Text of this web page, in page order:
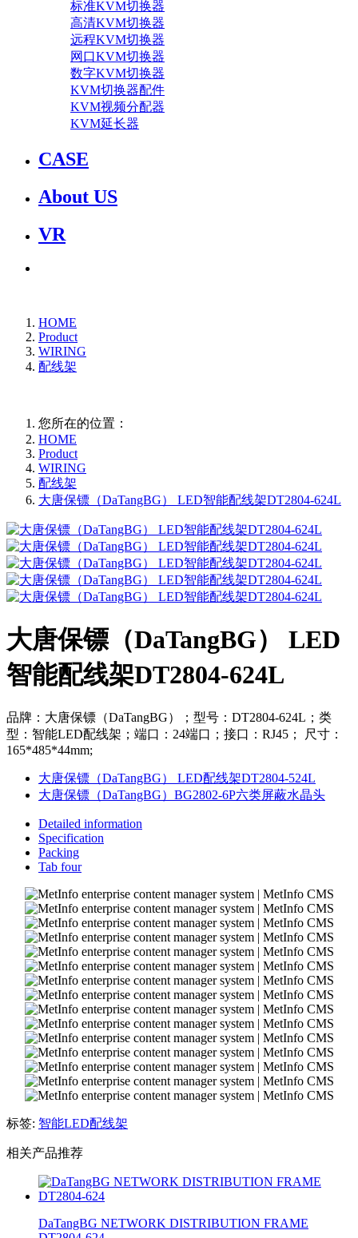
标准KVM切换器
高清KVM切换器
远程KVM切换器
网口KVM切换器
数字KVM切换器
KVM切换器配件
KVM视频分配器
KVM延长器
CASE
About US
VR
HOME
Product
WIRING
配线架
您所在的位置：
HOME
Product
WIRING
配线架
大唐保镖（DaTangBG） LED智能配线架DT2804-624L
大唐保镖（DaTangBG） LED
智能配线架DT2804-624L
品牌：大唐保镖（DaTangBG）；型号：DT2804-624L；类
型：智能LED配线架；端口：24端口；接口：RJ45； 尺寸：
165*485*44mm;
大唐保镖（DaTangBG） LED配线架DT2804-524L
大唐保镖（DaTangBG）BG2802-6P六类屏蔽水晶头
Detailed information
Specification
Packing
Tab four
标签: 智能LED配线架
相关产品推荐
DaTangBG NETWORK DISTRIBUTION FRAME